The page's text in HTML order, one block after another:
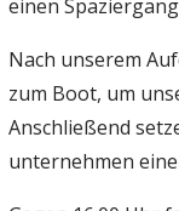
einen
Nach unserem
zum Boot, um
Anschließend
unternehmen